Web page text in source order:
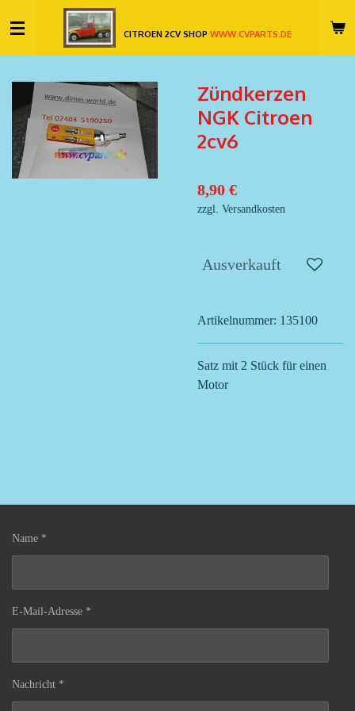
Hauptinhalt
springen
CITROEN 2CV SHOPWWW.CVPARTS.DE
Zündkerzen
NGK Citroen
2cv6
8,90 €
zzgl. Versandkosten
Ausverkauft
Artikelnummer: 135100
Satz mit 2 Stück für einen
Motor
Name *
E-Mail-Adresse *
Nachricht *